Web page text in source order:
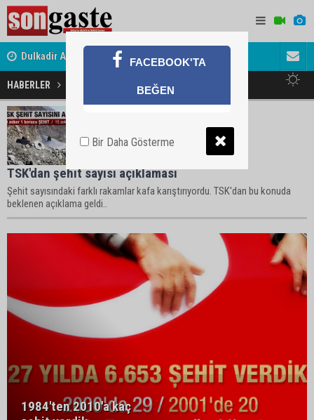
Dulkadir Ailesinin Mutlu Günü Gölbaşı
HABERLER
TSK'dan şehit sayısı açıklaması
Şehit sayısındaki farklı rakamlar kafa karıştırıyordu. TSK'dan bu konuda
beklenen açıklama geldi..
1984'ten 2010'a kaç
FACEBOOK'TA
BEĞEN
Bir Daha Gösterme